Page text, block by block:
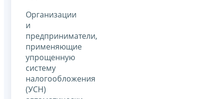
Организации
и
предприниматели,
применяющие
упрощенную
систему
налогообложения
(УСН)